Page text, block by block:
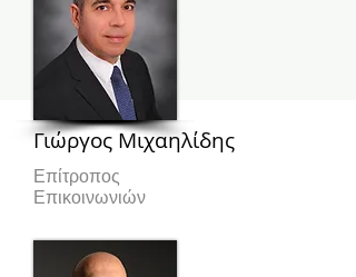
Γιώργος Μιχαηλίδης
Επίτροπος
Επικοινωνιών